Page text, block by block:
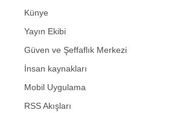
Künye
Yayın Ekibi
Güven ve Şeffaflık Merkezi
İnsan kaynakları
Mobil Uygulama
RSS Akışları